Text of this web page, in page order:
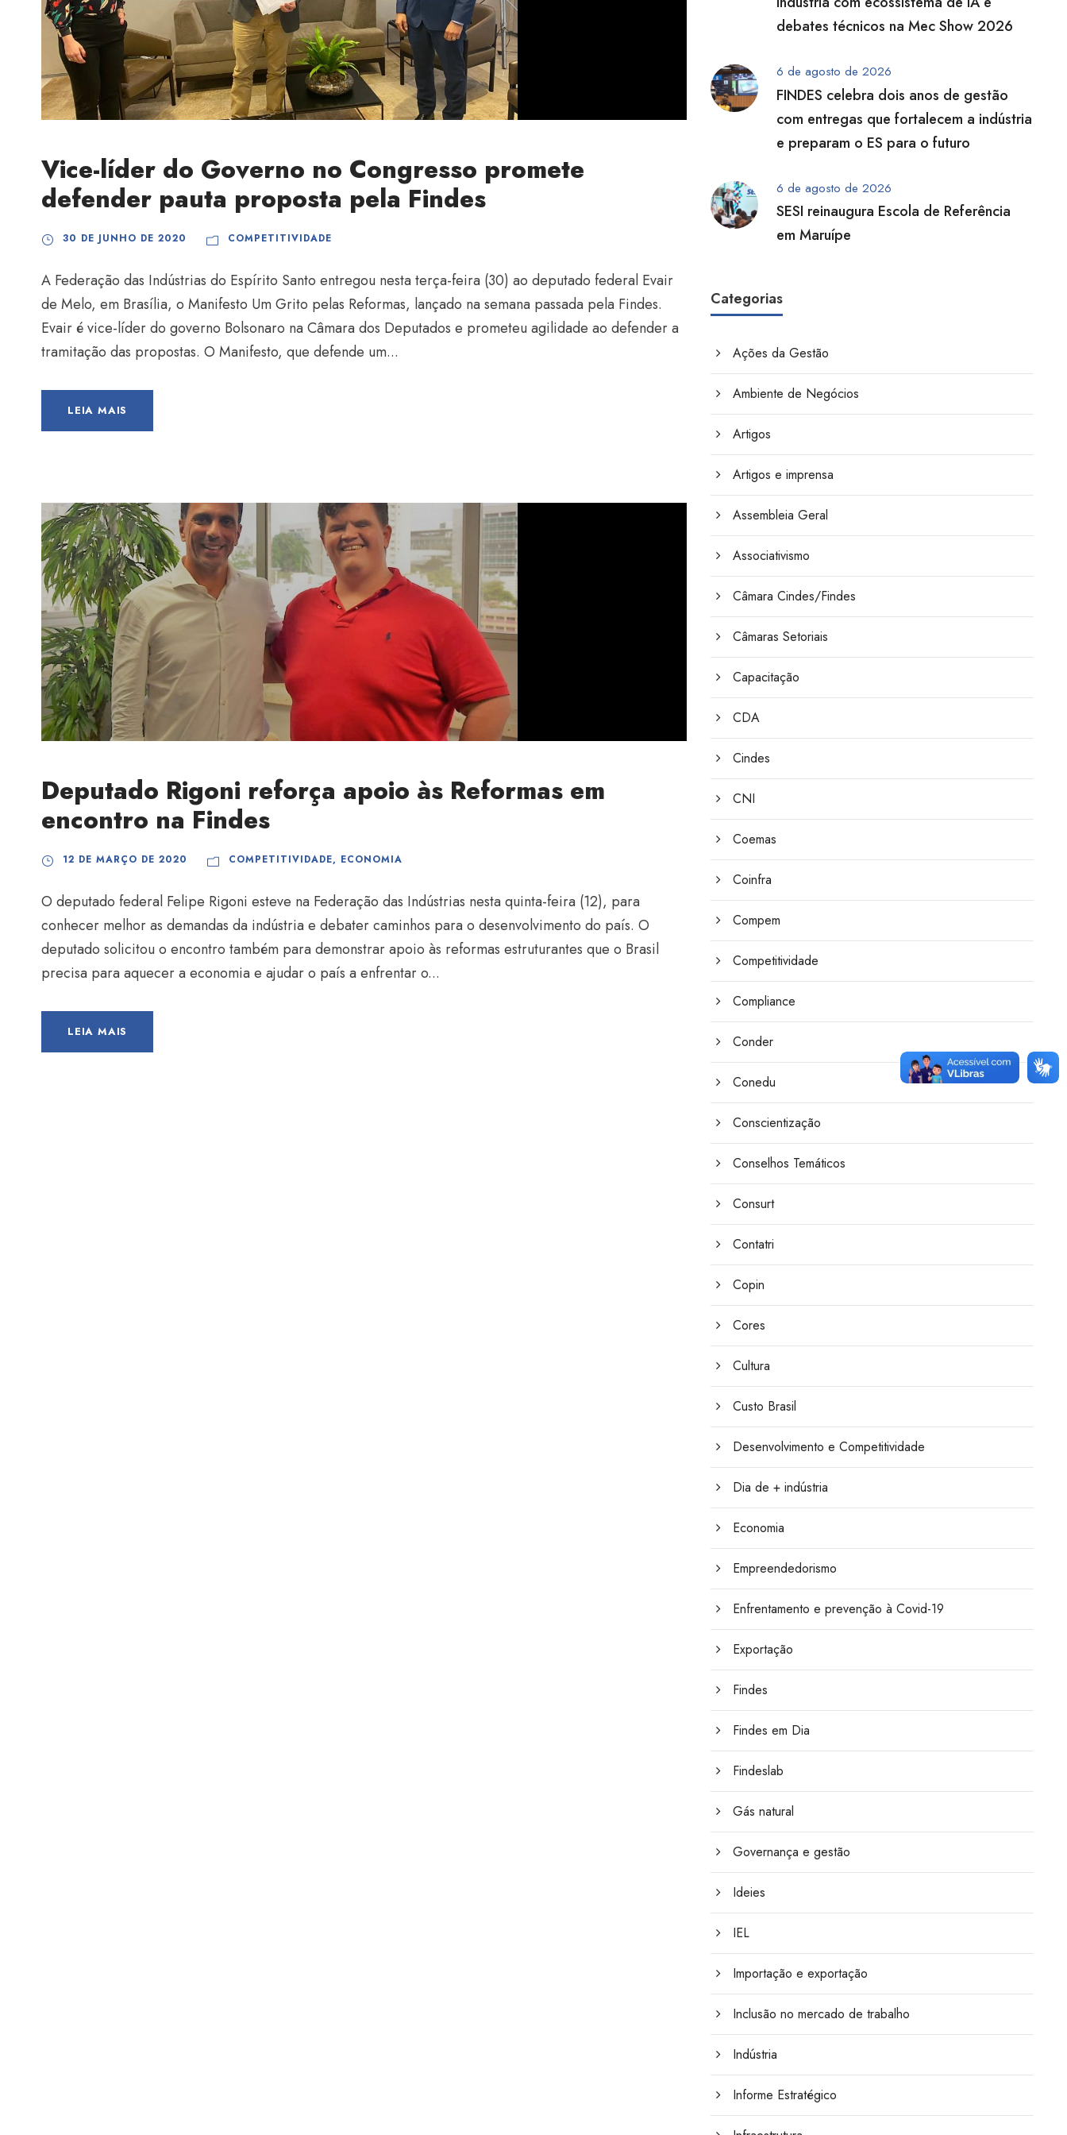
Vice-líder do Governo no Congresso promete
defender pauta proposta pela Findes
30 DE JUNHO DE 2020 COMPETITIVIDADE
A Federação das Indústrias do Espírito Santo entregou nesta terça-feira (30) ao deputado federal Evair
de Melo, em Brasília, o Manifesto Um Grito pelas Reformas, lançado na semana passada pela Findes.
Evair é vice-líder do governo Bolsonaro na Câmara dos Deputados e prometeu agilidade ao defender a
tramitação das propostas. O Manifesto, que defende um...
LEIA MAIS
Deputado Rigoni reforça apoio às Reformas em
encontro na Findes
12 DE MARÇO DE 2020 COMPETITIVIDADE, ECONOMIA
O deputado federal Felipe Rigoni esteve na Federação das Indústrias nesta quinta-feira (12), para
conhecer melhor as demandas da indústria e debater caminhos para o desenvolvimento do país. O
deputado solicitou o encontro também para demonstrar apoio às reformas estruturantes que o Brasil
precisa para aquecer a economia e ajudar o país a enfrentar o...
LEIA MAIS
debates técnicos na Mec Show 2026
6 de agosto de 2026
FINDES celebra dois anos de gestão
com entregas que fortalecem a indústria
e preparam o ES para o futuro
6 de agosto de 2026
SESI reinaugura Escola de Referência
em Maruípe
Categorias
Ações da Gestão
Ambiente de Negócios
Artigos
Artigos e imprensa
Assembleia Geral
Associativismo
Câmara Cindes/Findes
Câmaras Setoriais
Capacitação
CDA
Cindes
CNI
Coemas
Coinfra
Compem
Competitividade
Compliance
Conder
Conedu
Conscientização
Conselhos Temáticos
Consurt
Contatri
Copin
Cores
Cultura
Custo Brasil
Desenvolvimento e Competitividade
Dia de + indústria
Economia
Empreendedorismo
Enfrentamento e prevenção à Covid-19
Exportação
Findes
Findes em Dia
Findeslab
Gás natural
Governança e gestão
Ideies
IEL
Importação e exportação
Inclusão no mercado de trabalho
Indústria
Informe Estratégico